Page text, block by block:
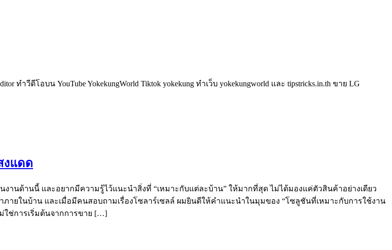
ำวีดีโอบน YouTube YokekungWorld Tiktok yokekung ทำเว็บ yokekungworld และ tipstricks.in.th ขาย LG
งแดด
านด้านนี้ และอยากมีความรู้ไว้แนะนำสิ่งที่ “เหมาะกับแต่ละบ้าน” ให้มากที่สุด ไม่ได้มองแค่ตัวสินค้าอย่างเดียว
ภายในบ้าน และเมื่อมีคนสอบถามเรื่องโซลาร์เซลล์ ผมยินดีให้คำแนะนำในมุมของ “โซลูชันที่เหมาะกับการใช้งาน
ใช่การเริ่มต้นจากการขาย […]